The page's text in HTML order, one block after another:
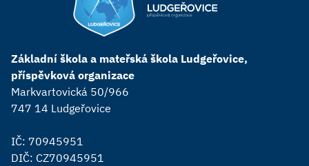
Základní škola a mateřská škola Ludgeřovice,
příspěvková organizace
Markvartovická 50/966
747 14 Ludgeřovice
IČ: 70945951
DIČ: CZ70945951